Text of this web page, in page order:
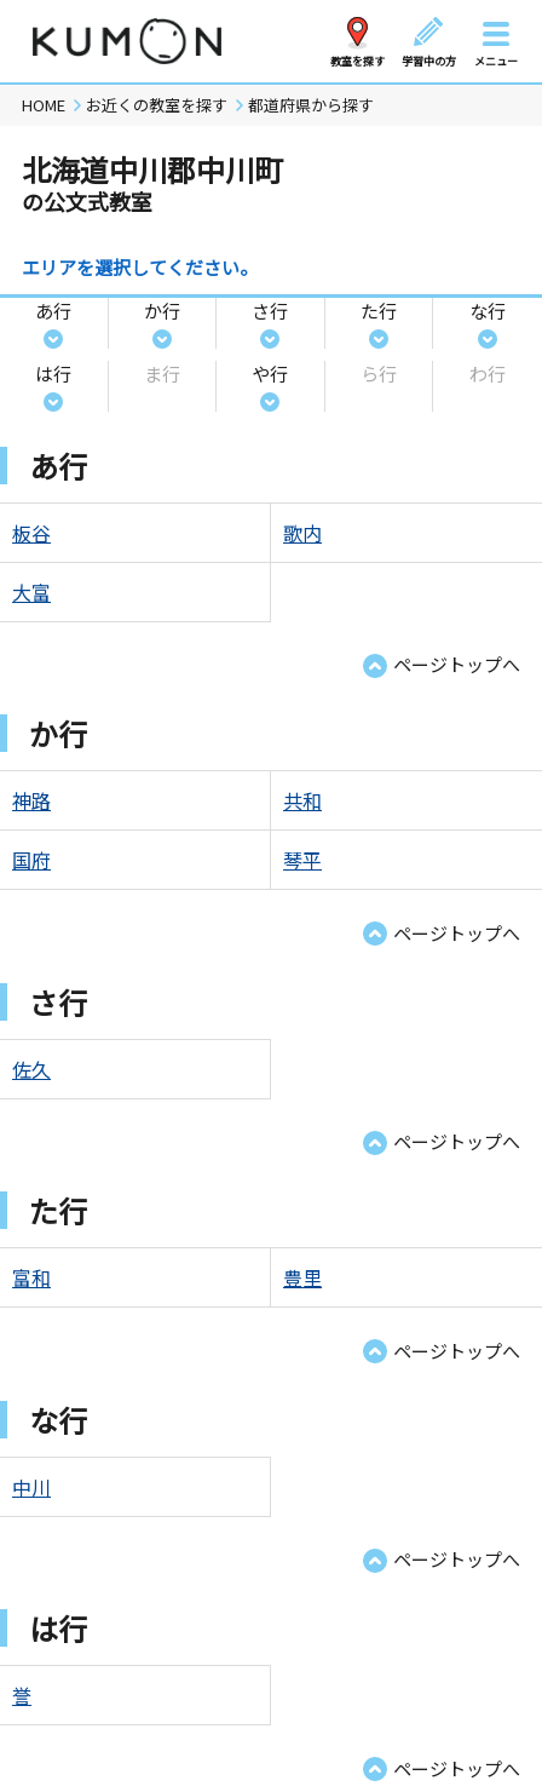
教室を探す 学習中の方 メニュー
HOME お近くの教室を探す 都道府県から探す
北海道中川郡中川町
の公文式教室
エリアを選択してください。
あ行
か行 さ行 た行 な行
は行 ま行 や行 ら行 わ行
あ行
板谷 歌内
大富
ページトップへ
か行
神路 共和
国府 琴平
ページトップへ
さ行
佐久
ページトップへ
た行
富和 豊里
ページトップへ
な行
中川
ページトップへ
は行
誉
ページトップへ